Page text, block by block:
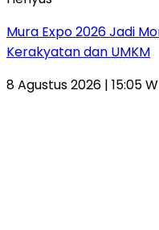
Mura Expo 2026 Jadi
Kerakyatan dan UMKM
8 Agustus 2026 | 15:05